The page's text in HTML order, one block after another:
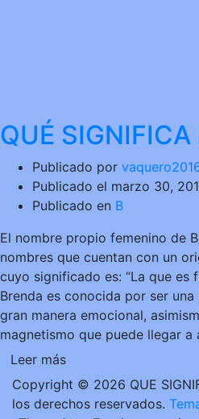
QUÉ SIGNIFICA
Publicado por
Publicado el marzo 30,
Publicado en B
El nombre propio femenino de
nombres que cuentan con un
cuyo significado es: “La que es
Brenda es conocida por ser
gran manera emocional,
magnetismo que puede llegar a
Leer más
Copyright © 2026 QUE
los derechos reservados.